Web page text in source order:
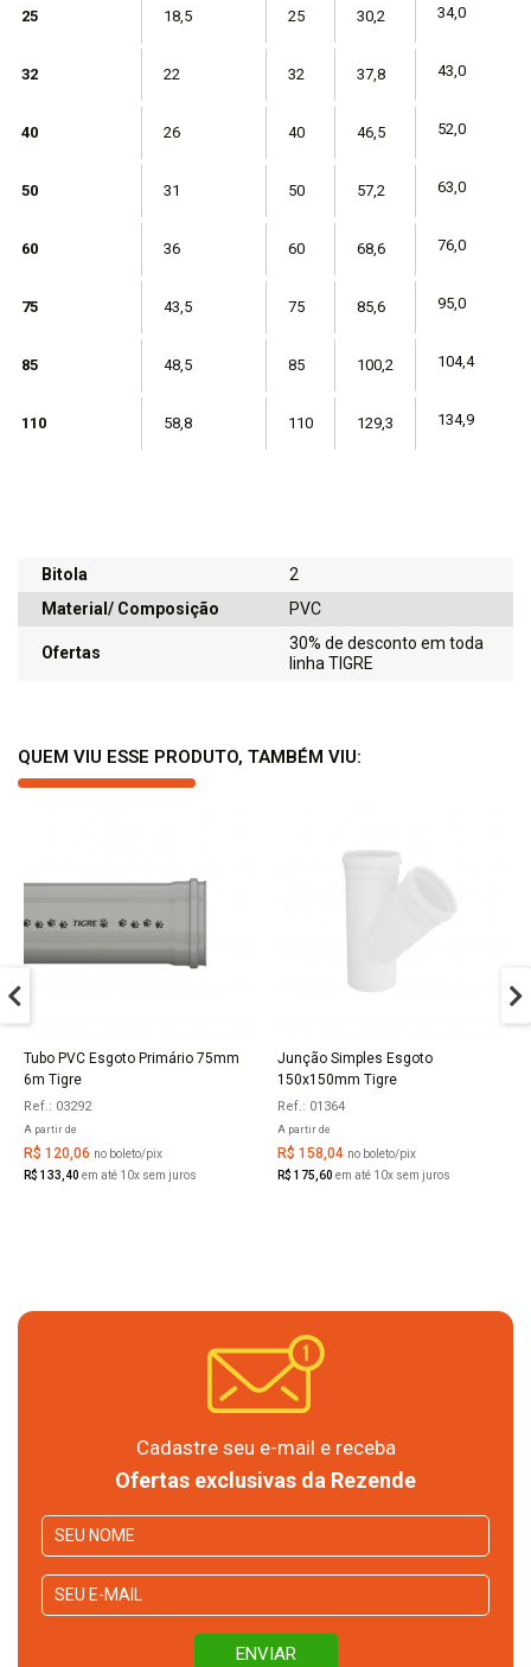
25 18,5 25 30,2 34,0
32 22 32 37,8 43,0
40 26 40 46,5 52,0
50 31 50 57,2 63,0
60 36 60 68,6 76,0
75 43,5 75 85,6 95,0
85 48,5 85 100,2 104,4
110 58,8 110 129,3 134,9
Bitola
2
Material/ Composição
PVC
Ofertas
30% de desconto em toda
linha TIGRE
QUEM VIU ESSE PRODUTO, TAMBÉM VIU:
Tubo PVC Esgoto Primário 75mm
6m Tigre
Ref.: 03292
A partir de
R$ 120,06 no boleto/pix
R$ 133,40 em até 10x sem juros
COMPRAR
Junção Simples Esgoto
150x150mm Tigre
Ref.: 01364
A partir de
R$ 158,04 no boleto/pix
R$ 175,60 em até 10x sem juros
Cadastre seu e-mail e receba
Ofertas exclusivas da Rezende